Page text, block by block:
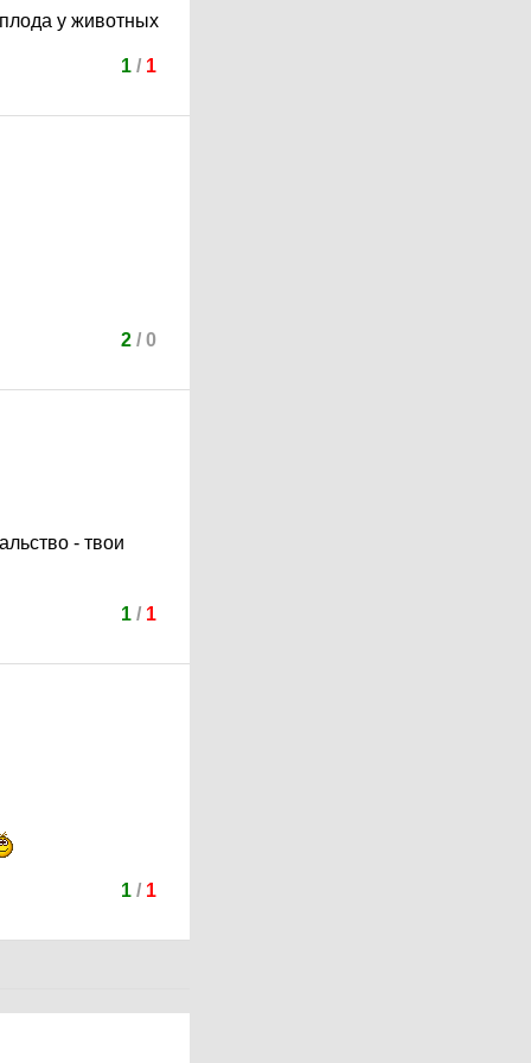
у животных
1/ 1
2/ 0
- твои
1/ 1
1/ 1